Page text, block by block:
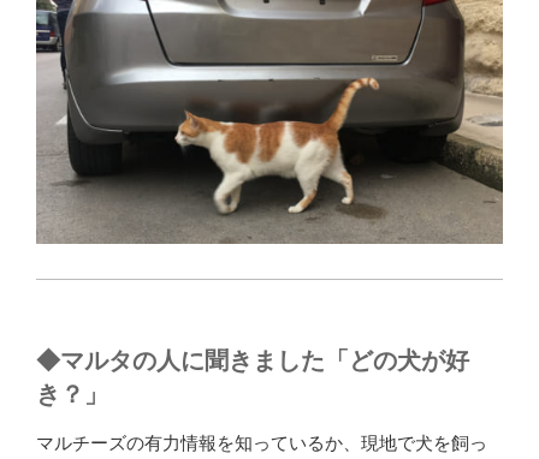
◆マルタの人に聞きました「どの犬が好
き？」
マルチーズの有力情報を知っているか、現地で犬を飼っ